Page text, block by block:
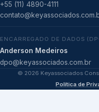
+55 (11) 4890-4111
ENCARREGADO DE DADOS
Anderson Medeiros
dpo@keyassociados.com.br
© 2026 Keyassociados
Política de